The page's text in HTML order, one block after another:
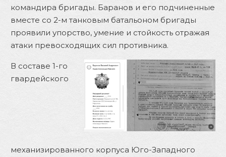
командира бригады. Баранов и его подчиненные
вместе со 2-м танковым батальоном бригады
проявили упорство, умение и стойкость отражая
атаки превосходящих сил противника.
В составе 1-го
гвардейского
механизированного корпуса Юго-Западного